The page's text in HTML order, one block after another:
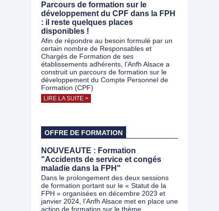
Parcours de formation sur le
développement du CPF dans la FPH
: il reste quelques places
disponibles !
Afin de répondre au besoin formulé par un
certain nombre de Responsables et
Chargés de Formation de ses
établissements adhérents, l’Anfh Alsace a
construit un parcours de formation sur le
développement du Compte Personnel de
Formation (CPF)
LIRE LA SUITE >
OFFRE DE FORMATION
NOUVEAUTE : Formation
"Accidents de service et congés
maladie dans la FPH"
Dans le prolongement des deux sessions
de formation portant sur le « Statut de la
FPH » organisées en décembre 2023 et
janvier 2024, l’Anfh Alsace met en place une
action de formation sur le thème